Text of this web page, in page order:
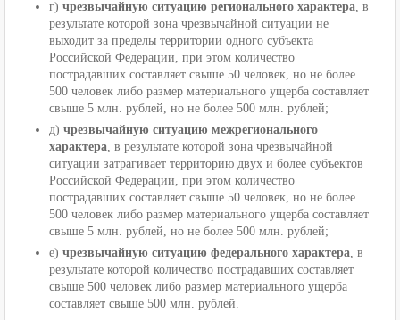
г) чрезвычайную ситуацию регионального характера , в
результате которой зона чрезвычайной ситуации не
выходит за пределы территории одного субъекта
Российской Федерации, при этом количество
пострадавших составляет свыше 50 человек, но не более
500 человек либо размер материального ущерба составляет
свыше 5 млн. рублей, но не более 500 млн. рублей;
д) чрезвычайную ситуацию межрегионального
характера , в результате которой зона чрезвычайной
ситуации затрагивает территорию двух и более субъектов
Российской Федерации, при этом количество
пострадавших составляет свыше 50 человек, но не более
500 человек либо размер материального ущерба составляет
свыше 5 млн. рублей, но не более 500 млн. рублей;
е) чрезвычайную ситуацию федерального характера , в
результате которой количество пострадавших составляет
свыше 500 человек либо размер материального ущерба
составляет свыше 500 млн. рублей.